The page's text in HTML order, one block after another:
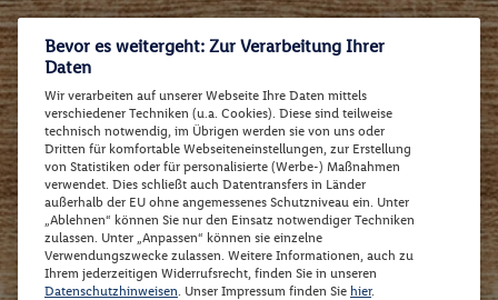
Bevor es weitergeht: Zur Verarbeitung Ihrer
Daten
Wir verarbeiten auf unserer Webseite Ihre Daten mittels
verschiedener Techniken (u.a. Cookies). Diese sind teilweise
technisch notwendig, im Übrigen werden sie von uns oder
Dritten für komfortable Webseiteneinstellungen, zur Erstellung
von Statistiken oder für personalisierte (Werbe-) Maßnahmen
verwendet. Dies schließt auch Datentransfers in Länder
außerhalb der EU ohne angemessenes Schutzniveau ein. Unter
„Ablehnen“ können Sie nur den Einsatz notwendiger Techniken
zulassen. Unter „Anpassen“ können sie einzelne
Verwendungszwecke zulassen. Weitere Informationen, auch zu
Ihrem jederzeitigen Widerrufsrecht, finden Sie in unseren
Datenschutzhinweisen . Unser Impressum finden Sie hier.